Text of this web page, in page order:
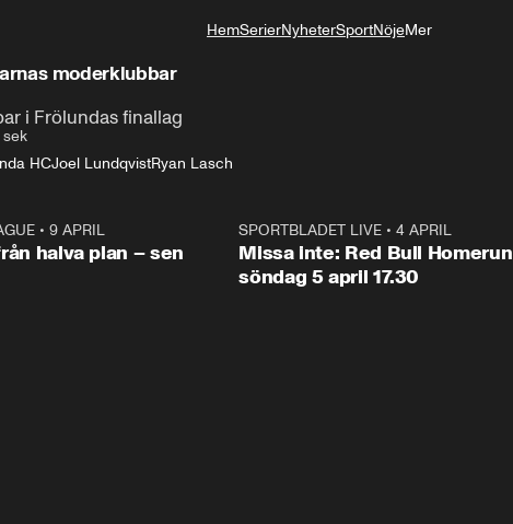
HemSerierNyheterSportNöjeMer
moderklubbar
i Frölundas finallag
HCJoel LundqvistRyan Lasch
1:03
• 9 APRIL
halva plan – sen
SPORTBLADET LIVE •4 APRIL
Missa inte: Red Bull Homerun
söndag 5 april 17.30